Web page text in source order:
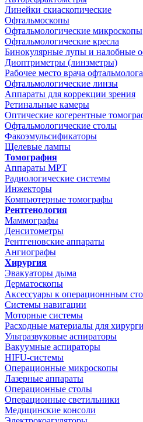
Линейки скиаскопические
Офтальмоскопы
Офтальмологические микроскопы
Офтальмологические кресла
Бинокулярные лупы и налобные
Диоптриметры (линзметры)
Рабочее место врача офтальмолога
Офтальмологические линзы
Аппараты для коррекции зрения
Ретинальные камеры
Оптические когерентные
Офтальмологические столы
Факоэмульсификаторы
Щелевые лампы
Томография
Аппараты МРТ
Радиологические системы
Инжекторы
Компьютерные томографы
Рентгенология
Маммографы
Денситометры
Рентгеновские аппараты
Ангиографы
Хирургия
Эвакуаторы дыма
Дерматоскопы
Аксессуары к операционнным
Системы навигации
Моторные системы
Расходные материалы для
Ультразвуковые аспираторы
Вакуумные аспираторы
HIFU-системы
Операционные микроскопы
Лазерные аппараты
Операционные столы
Операционные светильники
Медицинские консоли